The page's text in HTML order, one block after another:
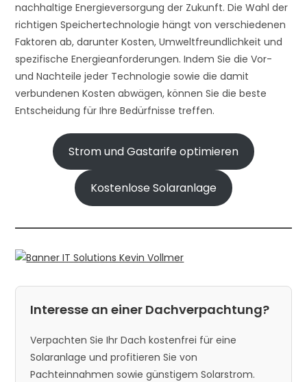
nachhaltige Energieversorgung der Zukunft. Die Wahl der
richtigen Speichertechnologie hängt von verschiedenen
Faktoren ab, darunter Kosten, Umweltfreundlichkeit und
spezifische Energieanforderungen. Indem Sie die Vor-
und Nachteile jeder Technologie sowie die damit
verbundenen Kosten abwägen, können Sie die beste
Entscheidung für Ihre Bedürfnisse treffen.
Strom und Gastarife optimieren
Kostenlose Solaranlage
Interesse an einer Dachverpachtung?
Verpachten Sie Ihr Dach kostenfrei für eine
Solaranlage und profitieren Sie von
Pachteinnahmen sowie günstigem Solarstrom.